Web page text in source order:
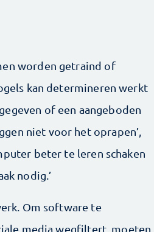
worden getraind of
kan determineren werkt
of een aangeboden
niet voor het oprapen’,
beter te leren schaken
nodig.’
Om software te
media wegfiltert, moeten